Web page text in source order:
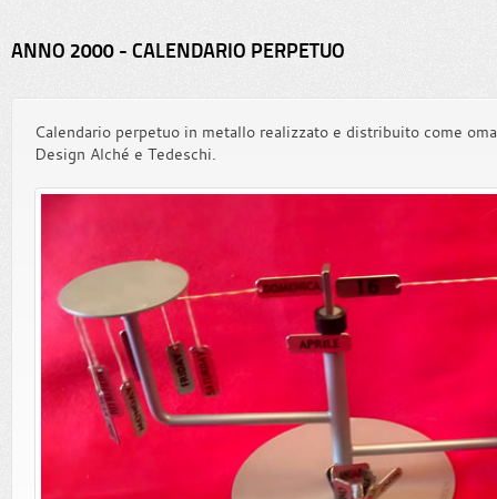
ANNO 2000 - CALENDARIO PERPETUO
Calendario perpetuo in metallo realizzato e distribuito come
Design Alché e Tedeschi.